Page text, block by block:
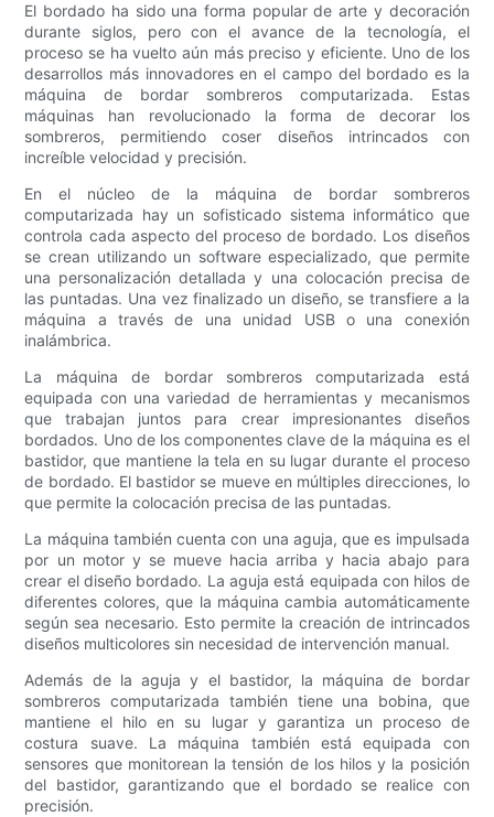
El bordado ha sido una forma popular de arte y decoración
durante siglos, pero con el avance de la tecnología, el
proceso se ha vuelto aún más preciso y eficiente. Uno de los
desarrollos más innovadores en el campo del bordado es la
máquina de bordar sombreros computarizada. Estas
máquinas han revolucionado la forma de decorar los
sombreros, permitiendo coser diseños intrincados con
increíble velocidad y precisión.
En el núcleo de la máquina de bordar sombreros
computarizada hay un sofisticado sistema informático que
controla cada aspecto del proceso de bordado. Los diseños
se crean utilizando un software especializado, que permite
una personalización detallada y una colocación precisa de
las puntadas. Una vez finalizado un diseño, se transfiere a la
máquina a través de una unidad USB o una conexión
inalámbrica.
La máquina de bordar sombreros computarizada está
equipada con una variedad de herramientas y mecanismos
que trabajan juntos para crear impresionantes diseños
bordados. Uno de los componentes clave de la máquina es el
bastidor, que mantiene la tela en su lugar durante el proceso
de bordado. El bastidor se mueve en múltiples direcciones, lo
que permite la colocación precisa de las puntadas.
La máquina también cuenta con una aguja, que es impulsada
por un motor y se mueve hacia arriba y hacia abajo para
crear el diseño bordado. La aguja está equipada con hilos de
diferentes colores, que la máquina cambia automáticamente
según sea necesario. Esto permite la creación de intrincados
diseños multicolores sin necesidad de intervención manual.
Además de la aguja y el bastidor, la máquina de bordar
sombreros computarizada también tiene una bobina, que
mantiene el hilo en su lugar y garantiza un proceso de
costura suave. La máquina también está equipada con
sensores que monitorean la tensión de los hilos y la posición
del bastidor, garantizando que el bordado se realice con
precisión.